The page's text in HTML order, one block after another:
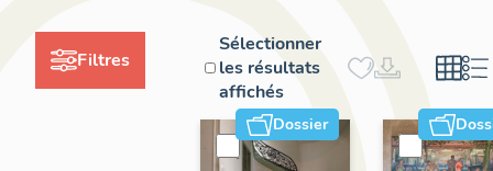
Filtres
Sélectionner
les résultats
affichés
Dossier